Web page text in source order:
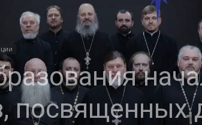
Кубанской
посвященных